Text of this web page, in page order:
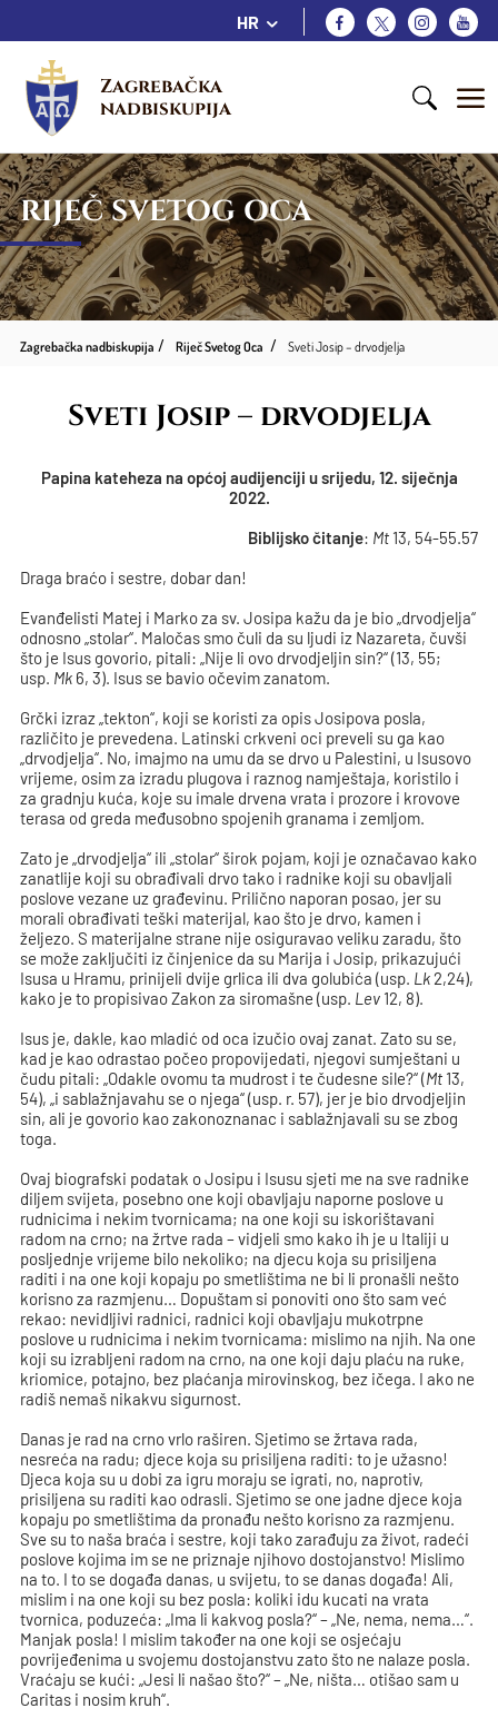
HR
Zagrebačka
nadbiskupija
RIJEČ SVETOG OCA
Zagrebačka nadbiskupija Riječ Svetog Oca Sveti Josip – drvodjelja
Sveti Josip – drvodjelja
Papina kateheza na općoj audijenciji u srijedu, 12. siječnja
2022.
Biblijsko čitanje: Mt13, 54-55.57
Draga braćo i sestre, dobar dan!
Evanđelisti Matej i Marko za sv. Josipa kažu da je bio „drvodjelja“
odnosno „stolar“. Maločas smo čuli da su ljudi iz Nazareta, čuvši
što je Isus govorio, pitali: „Nije li ovo drvodjeljin sin?“ (13, 55;
usp. Mk 6, 3). Isus se bavio očevim zanatom.
Grčki izraz „tekton“, koji se koristi za opis Josipova posla,
različito je prevedena. Latinski crkveni oci preveli su ga kao
„drvodjelja“. No, imajmo na umu da se drvo u Palestini, u Isusovo
vrijeme, osim za izradu plugova i raznog namještaja, koristilo i
za gradnju kuća, koje su imale drvena vrata i prozore i krovove
terasa od greda međusobno spojenih granama i zemljom.
Zato je „drvodjelja“ ili „stolar“ širok pojam, koji je označavao kako
zanatlije koji su obrađivali drvo tako i radnike koji su obavljali
poslove vezane uz građevinu. Prilično naporan posao, jer su
morali obrađivati teški materijal, kao što je drvo, kamen i
željezo. S materijalne strane nije osiguravao veliku zaradu, što
se može zaključiti iz činjenice da su Marija i Josip, prikazujući
Isusa u Hramu, prinijeli dvije grlica ili dva golubića (usp. Lk 2,24),
kako je to propisivao Zakon za siromašne (usp. Lev 12, 8).
Isus je, dakle, kao mladić od oca izučio ovaj zanat. Zato su se,
kad je kao odrastao počeo propovijedati, njegovi sumještani u
čudu pitali: „Odakle ovomu ta mudrost i te čudesne sile?“ (Mt 13,
54), „i sablažnjavahu se o njega“ (usp. r. 57), jer je bio drvodjeljin
sin, ali je govorio kao zakonoznanac i sablažnjavali su se zbog
toga.
Ovaj biografski podatak o Josipu i Isusu sjeti me na sve radnike
diljem svijeta, posebno one koji obavljaju naporne poslove u
rudnicima i nekim tvornicama; na one koji su iskorištavani
radom na crno; na žrtve rada – vidjeli smo kako ih je u Italiji u
posljednje vrijeme bilo nekoliko; na djecu koja su prisiljena
raditi i na one koji kopaju po smetlištima ne bi li pronašli nešto
korisno za razmjenu… Dopuštam si ponoviti ono što sam već
rekao: nevidljivi radnici, radnici koji obavljaju mukotrpne
poslove u rudnicima i nekim tvornicama: mislimo na njih. Na one
koji su izrabljeni radom na crno, na one koji daju plaću na ruke,
kriomice, potajno, bez plaćanja mirovinskog, bez ičega. I ako ne
radiš nemaš nikakvu sigurnost.
Danas je rad na crno vrlo raširen. Sjetimo se žrtava rada,
nesreća na radu; djece koja su prisiljena raditi: to je užasno!
Djeca koja su u dobi za igru moraju se igrati, no, naprotiv,
prisiljena su raditi kao odrasli. Sjetimo se one jadne djece koja
kopaju po smetlištima da pronađu nešto korisno za razmjenu.
Sve su to naša braća i sestre, koji tako zarađuju za život, radeći
poslove kojima im se ne priznaje njihovo dostojanstvo! Mislimo
na to. I to se događa danas, u svijetu, to se danas događa! Ali,
mislim i na one koji su bez posla: koliki idu kucati na vrata
tvornica, poduzeća: „Ima li kakvog posla?“ – „Ne, nema, nema…“.
Manjak posla! I mislim također na one koji se osjećaju
povrijeđenima u svojemu dostojanstvu zato što ne nalaze posla.
Vraćaju se kući: „Jesi li našao što?“ – „Ne, ništa… otišao sam u
Caritas i nosim kruh“.